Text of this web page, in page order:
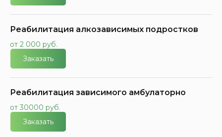
Реабилитация алкозависимых подростков
от 2 000 руб.
Заказать
Реабилитация зависимого амбулаторно
от 30000 руб.
Заказать